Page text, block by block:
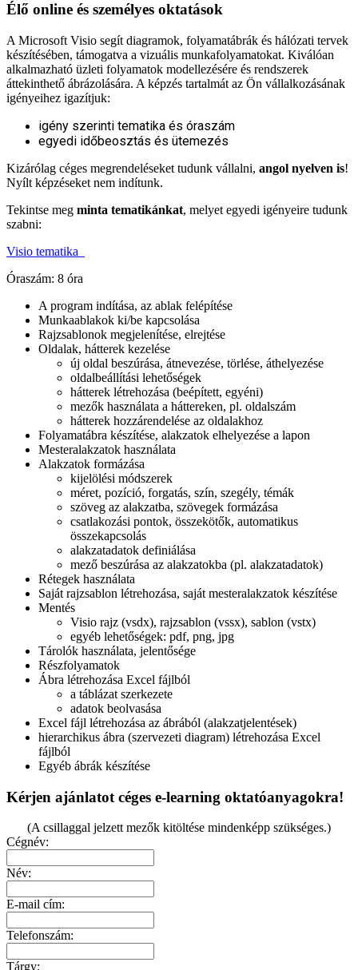
Élő online és személyes oktatások
A Microsoft Visio segít diagramok, folyamatábrák és hálózati tervek
készítésében, támogatva a vizuális munkafolyamatokat. Kiválóan
alkalmazható üzleti folyamatok modellezésére és rendszerek
áttekinthető ábrázolására. A képzés tartalmát az Ön vállalkozásának
igényeihez igazítjuk:
igény szerinti tematika és óraszám
egyedi időbeosztás és ütemezés
Kizárólag céges megrendeléseket tudunk vállalni, angol nyelven is!
Nyílt képzéseket nem indítunk.
Tekintse meg minta tematikánkat, melyet egyedi igényeire tudunk
szabni:
Visio tematika
Óraszám: 8 óra
A program indítása, az ablak felépítése
Munkaablakok ki/be kapcsolása
Rajzsablonok megjelenítése, elrejtése
Oldalak, hátterek kezelése
új oldal beszúrása, átnevezése, törlése, áthelyezése
oldalbeállítási lehetőségek
hátterek létrehozása (beépített, egyéni)
mezők használata a háttereken, pl. oldalszám
hátterek hozzárendelése az oldalakhoz
Folyamatábra készítése, alakzatok elhelyezése a lapon
Mesteralakzatok használata
Alakzatok formázása
kijelölési módszerek
méret, pozíció, forgatás, szín, szegély, témák
szöveg az alakzatba, szövegek formázása
csatlakozási pontok, összekötők, automatikus
összekapcsolás
alakzatadatok definiálása
mező beszúrása az alakzatokba (pl. alakzatadatok)
Rétegek használata
Saját rajzsablon létrehozása, saját mesteralakzatok készítése
Mentés
Visio rajz (vsdx), rajzsablon (vssx), sablon (vstx)
egyéb lehetőségek: pdf, png, jpg
Tárolók használata, jelentősége
Részfolyamatok
Ábra létrehozása Excel fájlból
a táblázat szerkezete
adatok beolvasása
Excel fájl létrehozása az ábrából (alakzatjelentések)
hierarchikus ábra (szervezeti diagram) létrehozása Excel
fájlból
Egyéb ábrák készítése
Kérjen ajánlatot céges e-learning oktatóanyagokra!
(A csillaggal jelzett mezők kitöltése mindenképp szükséges.)
Cégnév:
Név:
E-mail cím:
Telefonszám:
Tárgy: